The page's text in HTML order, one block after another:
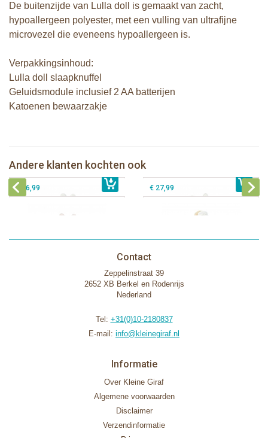
De buitenzijde van Lulla doll is gemaakt van zacht,
hypoallergeen polyester, met een vulling van ultrafijne
microvezel die eveneens hypoallergeen is.
Verpakkingsinhoud:
Lulla doll slaapknuffel
Geluidsmodule inclusief 2 AA batterijen
Katoenen bewaarzakje
Andere klanten kochten ook
€ 16,99
Bunnies By The Bay knuffeldoekje
met speenhouder Konijn roze
€ 16,99 € 27,99
Contact
Zeppelinstraat 39
2652 XB Berkel en Rodenrijs
Nederland
Tel: +31(0)10-2180837
E-mail: info@kleinegiraf.nl
Informatie
Over Kleine Giraf
Algemene voorwaarden
Disclaimer
Verzendinformatie